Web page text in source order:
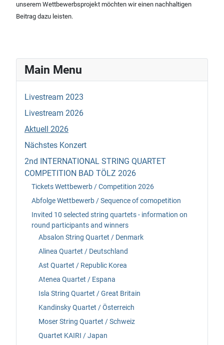
unserem Wettbewerbsprojekt möchten wir einen nachhaltigen
Beitrag dazu leisten.
Main Menu
Livestream 2023
Livestream 2026
Aktuell 2026
Nächstes Konzert
2nd INTERNATIONAL STRING QUARTET
COMPETITION BAD TÖLZ 2026
Tickets Wettbewerb / Competition 2026
Abfolge Wettbewerb / Sequence of comopetition
Invited 10 selected string quartets - information on
round participants and winners
Absalon String Quartet / Denmark
Alinea Quartet / Deutschland
Ast Quartet / Republic Korea
Atenea Quartet / Espana
Isla String Quartet / Great Britain
Kandinsky Quartet / Österreich
Moser String Quartet / Schweiz
Quartet KAIRI / Japan